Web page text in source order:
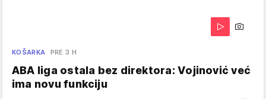
KOŠARKA PRE 3 H
ABA liga ostala bez direktora: Vojinović već
ima novu funkciju